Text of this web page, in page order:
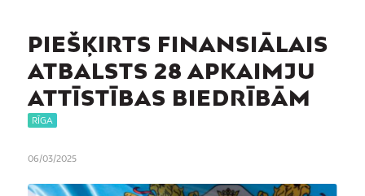
PIEŠĶIRTS FINANSIĀLAIS
ATBALSTS 28 APKAIMJU
ATTĪSTĪBAS BIEDRĪBĀM
RĪGA
06/03/2025